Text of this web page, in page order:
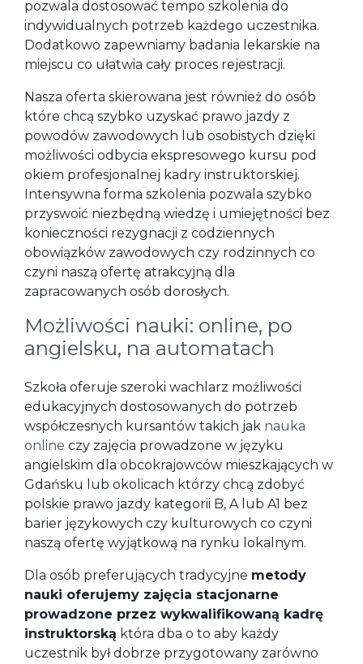
pozwala dostosować tempo szkolenia do
indywidualnych potrzeb każdego uczestnika.
Dodatkowo zapewniamy badania lekarskie na
miejscu co ułatwia cały proces rejestracji.
Nasza oferta skierowana jest również do osób
które chcą szybko uzyskać prawo jazdy z
powodów zawodowych lub osobistych dzięki
możliwości odbycia ekspresowego kursu pod
okiem profesjonalnej kadry instruktorskiej.
Intensywna forma szkolenia pozwala szybko
przyswoić niezbędną wiedzę i umiejętności bez
konieczności rezygnacji z codziennych
obowiązków zawodowych czy rodzinnych co
czyni naszą ofertę atrakcyjną dla
zapracowanych osób dorosłych.
Możliwości nauki: online, po
angielsku, na automatach
Szkoła oferuje szeroki wachlarz możliwości
edukacyjnych dostosowanych do potrzeb
współczesnych kursantów takich jak nauka
online czy zajęcia prowadzone w języku
angielskim dla obcokrajowców mieszkających w
Gdańsku lub okolicach którzy chcą zdobyć
polskie prawo jazdy kategorii B, A lub A1 bez
barier językowych czy kulturowych co czyni
naszą ofertę wyjątkową na rynku lokalnym.
Dla osób preferujących tradycyjne metody
nauki oferujemy zajęcia stacjonarne
prowadzone przez wykwalifikowaną kadrę
instruktorską która dba o to aby każdy
uczestnik był dobrze przygotowany zarówno